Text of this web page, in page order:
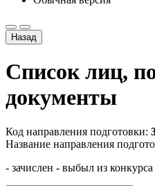
Назад
Список лиц,
документы
Код направления подготовки:
Название направления
- зачислен - выбыл из конкурса